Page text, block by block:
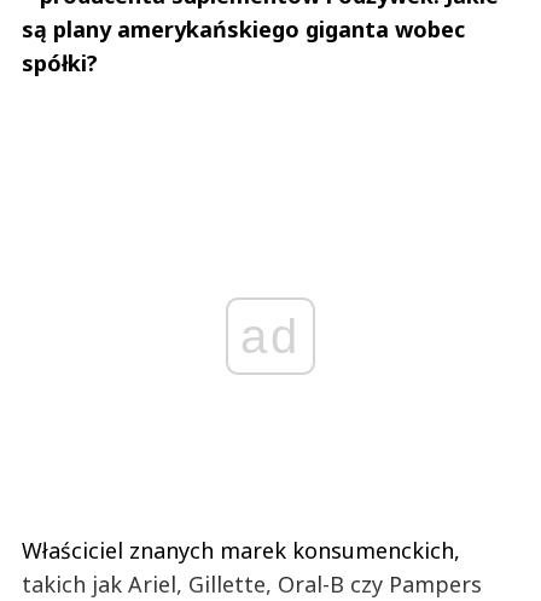
są plany amerykańskiego giganta wobec
spółki?
ad
Właściciel znanych marek konsumenckich,
takich jak Ariel, Gillette, Oral-B czy Pampers